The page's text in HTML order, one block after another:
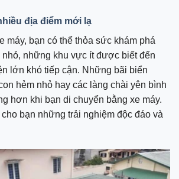
địa điểm mới lạ
máy, bạn có thể thỏa sức khám phá
những khu vực ít được biết đến
lớn khó tiếp cận. Những bãi biển
hẻm nhỏ hay các làng chài yên bình
hơn khi bạn di chuyển bằng xe máy.
bạn những trải nghiệm độc đáo và